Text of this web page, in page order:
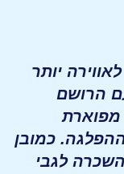
יותר
הרושם
מפוארת
כמובן
לגבי